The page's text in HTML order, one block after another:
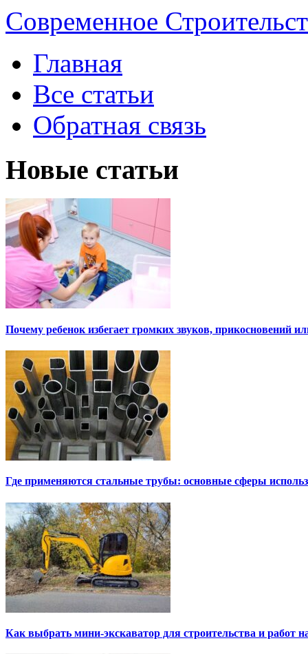
Современное
Главная
Все статьи
Обратная связь
Новые статьи
Почему ребенок избегает громких звуков, прикосновений
Где применяются стальные трубы: основные сферы
Как выбрать мини-экскаватор для строительства и работ